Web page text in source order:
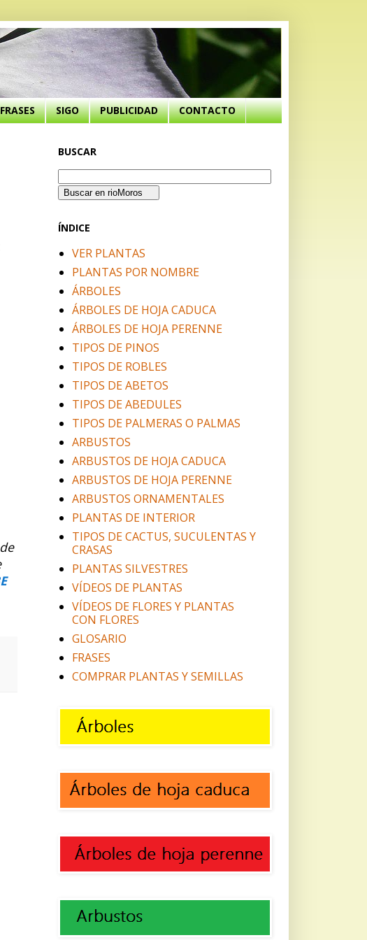
FRASES SIGO PUBLICIDAD CONTACTO
BUSCAR
ÍNDICE
VER PLANTAS
PLANTAS POR NOMBRE
ÁRBOLES
ÁRBOLES DE HOJA CADUCA
ÁRBOLES DE HOJA PERENNE
TIPOS DE PINOS
TIPOS DE ROBLES
TIPOS DE ABETOS
TIPOS DE ABEDULES
TIPOS DE PALMERAS O PALMAS
ARBUSTOS
ARBUSTOS DE HOJA CADUCA
ARBUSTOS DE HOJA PERENNE
ARBUSTOS ORNAMENTALES
PLANTAS DE INTERIOR
TIPOS DE CACTUS, SUCULENTAS Y
CRASAS
PLANTAS SILVESTRES
VÍDEOS DE PLANTAS
VÍDEOS DE FLORES Y PLANTAS
CON FLORES
GLOSARIO
FRASES
COMPRAR PLANTAS Y SEMILLAS